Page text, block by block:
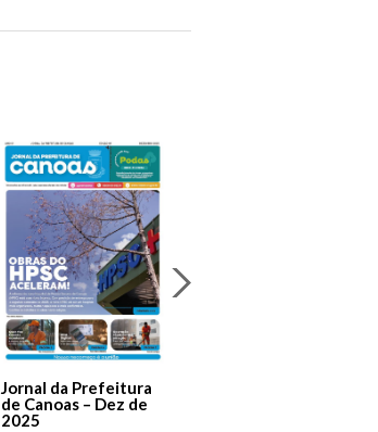
Jornal da Prefeitura
de Canoas – Dez de
2025